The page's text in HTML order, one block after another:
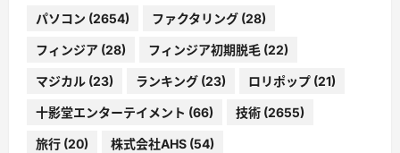
パソコン (2654) ファクタリング (28)
フィンジア (28) フィンジア初期脱毛 (22)
マジカル (23) ランキング (23) ロリポップ (21)
十影堂エンターテイメント (66) 技術 (2655)
旅行 (20) 株式会社AHS (54)